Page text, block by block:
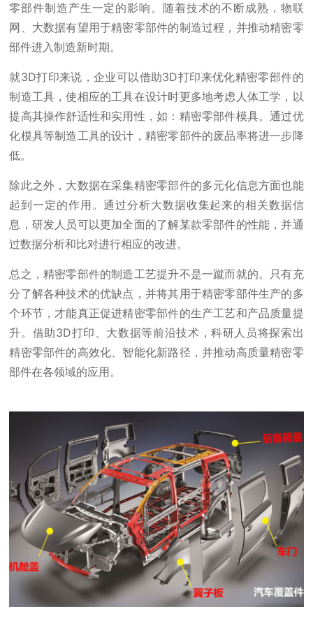
零部件制造产生一定的影响。随着技术的不断成熟，物联
网、大数据有望用于精密零部件的制造过程，并推动精密零
部件进入制造新时期。
就3D打印来说，企业可以借助3D打印来优化精密零部件的
制造工具，使相应的工具在设计时更多地考虑人体工学，以
提高其操作舒适性和实用性，如：精密零部件模具。通过优
化模具等制造工具的设计，精密零部件的废品率将进一步降
低。
除此之外，大数据在采集精密零部件的多元化信息方面也能
起到一定的作用。通过分析大数据收集起来的相关数据信
息，研发人员可以更加全面的了解某款零部件的性能，并通
过数据分析和比对进行相应的改进。
总之，精密零部件的制造工艺提升不是一蹴而就的。只有充
分了解各种技术的优缺点，并将其用于精密零部件生产的多
个环节，才能真正促进精密零部件的生产工艺和产品质量提
升。借助3D打印、大数据等前沿技术，科研人员将探索出
精密零部件的高效化、智能化新路径，并推动高质量精密零
部件在各领域的应用。